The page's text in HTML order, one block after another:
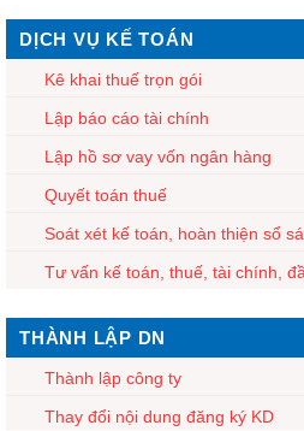
DỊCH VỤ KẾ TOÁN
Kê khai thuế trọn gói
Lập báo cáo tài chính
Lập hồ sơ vay vốn ngân hàng
Quyết toán thuế
Soát xét kế toán, hoàn thiện sổ
Tư vấn kế toán, thuế, tài chính,
THÀNH LẬP DN
Thành lập công ty
Thay đổi nội dung đăng ký KD